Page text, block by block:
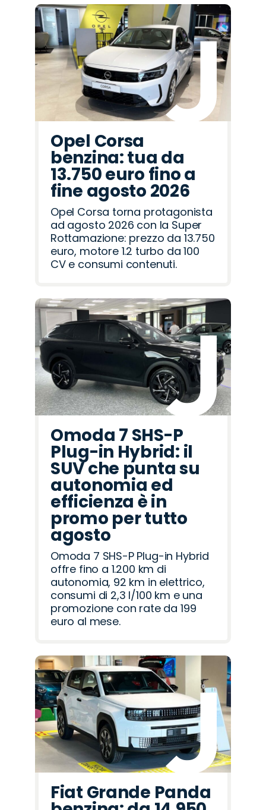
Promo
Land
Rover
Promo
Alfa
Romeo
Promo
Seat
Promo
Peugeot
Promo
Opel
Promo
Mazda
Promo
Lancia
Promo
Citroën
Promo
Jaecoo
Promo
Abarth
Promo
Cupra
Promo
Fiat
Promo
Hyundai
Promo
Jeep
Promo
Omoda
Opel Corsa
benzina: tua da
13.750 euro fino a
fine agosto 2026
Opel Corsa torna protagonista
ad agosto 2026 con la Super
Rottamazione: prezzo da 13.750
euro, motore 1.2 turbo da 100
CV e consumi contenuti.
Omoda 7 SHS-P
Plug-in Hybrid: il
SUV che punta su
autonomia ed
efficienza è in
promo per tutto
agosto
Omoda 7 SHS-P Plug-in Hybrid
offre fino a 1.200 km di
autonomia, 92 km in elettrico,
consumi di 2,3 l/100 km e una
promozione con rate da 199
euro al mese.
Fiat Grande Panda